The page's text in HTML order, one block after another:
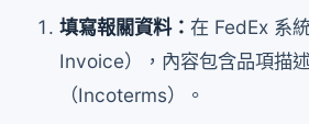
填寫報關資料：在 FedEx 系
Invoice），內容包含品項描
（Incoterms）。